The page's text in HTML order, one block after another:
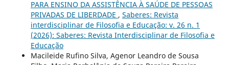
PARA ENSINO DA ASSISTÊNCIA À SAÚDE DE PESSOAS
PRIVADAS DE LIBERDADE , Saberes: Revista
interdisciplinar de Filosofia e Educação: v. 26 n. 1
(2026): Saberes: Revista Interdisciplinar de Filosofia e
Educação
Macileide Rufino Silva, Agenor Leandro de Sousa